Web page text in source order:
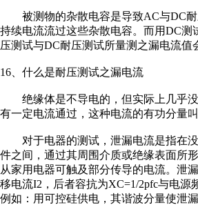
被测物的杂散电容是导致AC与DC耐
持续电流流过这些杂散电容。而用DC
压测试与DC耐压测试所量测之漏电流值
16、什么是耐压测试之漏电流
绝缘体是不导电的，但实际上几乎没
有一定电流通过，这种电流的有功分量
对于电器的测试，泄漏电流是指在没
件之间，通过其周围介质或绝缘表面所
从家用电器可触及部分传导的电流。泄
移电流I2，后者容抗为XC=1/2pfc与电
例如：用可控硅供电，其谐波分量使泄漏